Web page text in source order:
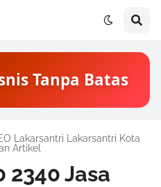
Tanpa Batas
Lakarsantri Lakarsantri Kota
Artikel
2340 Jasa